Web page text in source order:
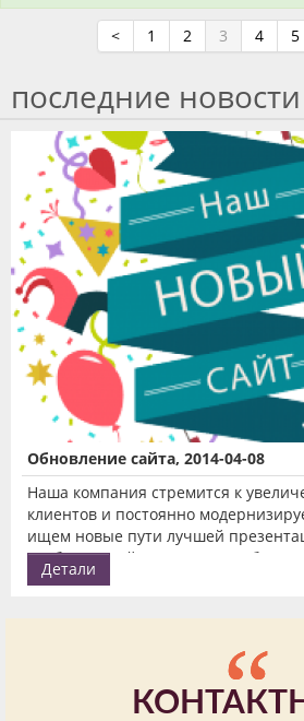
< 1 2 3 4 5
последние новости
Обновление сайта, 2014-04-08
Наша компания стремится к
клиентов и постоянно
ищем новые пути лучшей
чтобы каждый клиент всегда без
именно ту квартиру, которая будет
Детали